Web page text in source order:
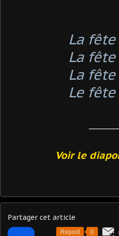
La
La
La
Le
Voir le
Partager cet article
Repost 0